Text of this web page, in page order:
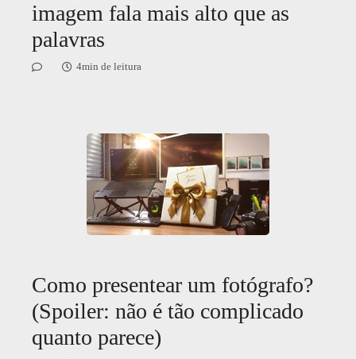
imagem fala mais alto que as
palavras
4min de leitura
Como presentear um fotógrafo?
(Spoiler: não é tão complicado
quanto parece)